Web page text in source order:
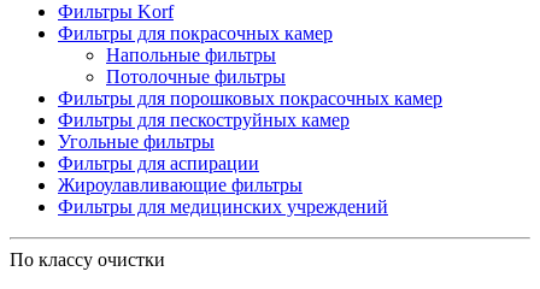
Фильтры Korf
Фильтры для покрасочных камер
Напольные фильтры
Потолочные фильтры
Фильтры для порошковых покрасочных камер
Фильтры для пескоструйных камер
Угольные фильтры
Фильтры для аспирации
Жироулавливающие фильтры
Фильтры для медицинских учреждений
По классу очистки